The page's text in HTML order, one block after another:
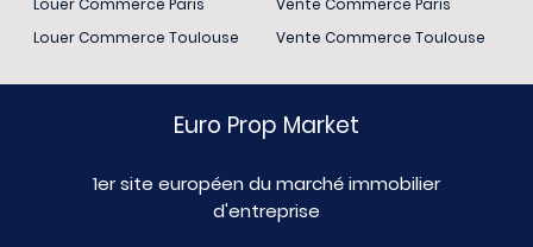
Louer Commerce Paris
Louer Commerce Toulouse
Vente Commerce Paris
Vente Commerce Toulouse
Euro Prop Market
1er site européen du marché immobilier
d'entreprise